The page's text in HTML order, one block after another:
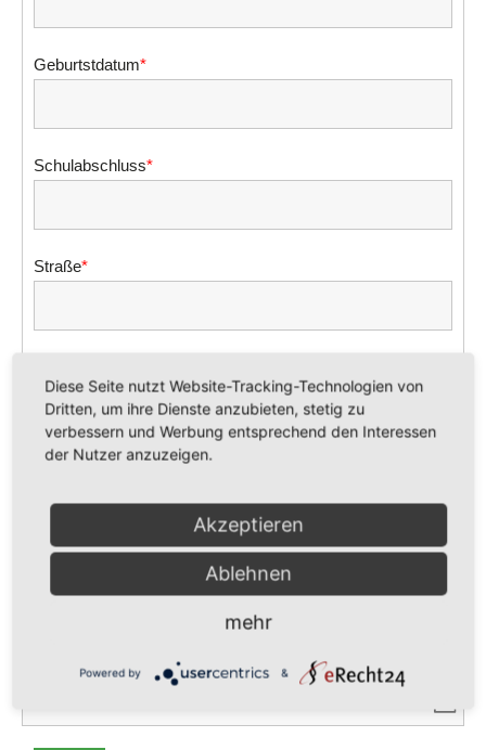
Geburtstdatum*
Schulabschluss*
Straße*
Diese Seite nutzt Website-Tracking-Technologien von
Dritten, um ihre Dienste anzubieten, stetig zu
verbessern und Werbung entsprechend den Interessen
der Nutzer anzuzeigen.
Akzeptieren
Ablehnen
mehr
Powered by &